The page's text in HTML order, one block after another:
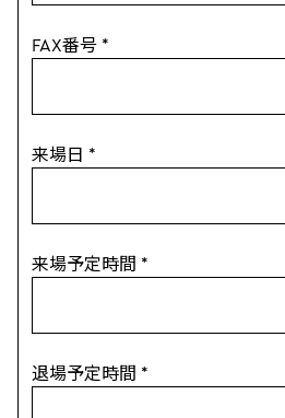
FAX番号 *
来場日 *
来場予定時間 *
退場予定時間 *